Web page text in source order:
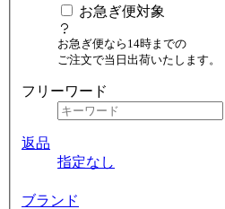
お急ぎ便対象
お急ぎ便なら14時までの
ご注文で当日出荷いたします。
フリーワード
返品
指定なし
ブランド